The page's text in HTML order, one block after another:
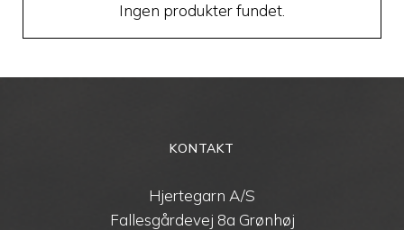
Ingen produkter fundet.
KONTAKT
Hjertegarn A/S
Fallesgårdevej 8a Grønhøj